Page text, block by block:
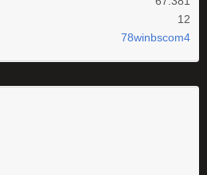
12
78winbscom4